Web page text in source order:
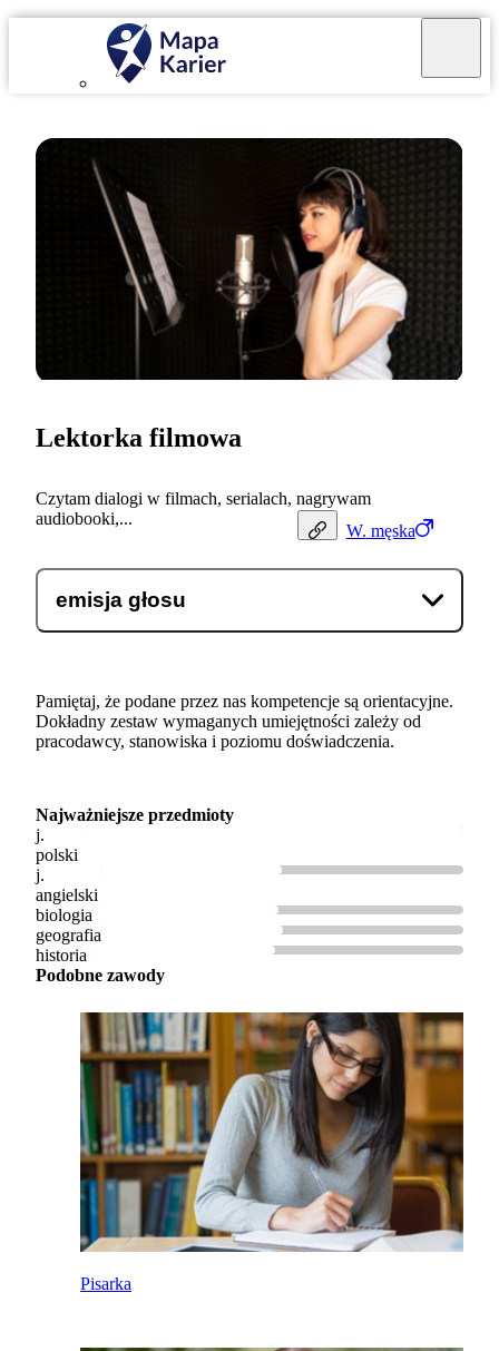
W. męska
Lektorka filmowa
Czytam dialogi w filmach, serialach, nagrywam
audiobooki,...
emisja głosu
Pamiętaj, że podane przez nas kompetencje są orientacyjne.
Dokładny zestaw wymaganych umiejętności zależy od
pracodawcy, stanowiska i poziomu doświadczenia.
Najważniejsze przedmioty
j.
polski
j.
angielski
biologia
geografia
historia
Podobne zawody
Pisarka